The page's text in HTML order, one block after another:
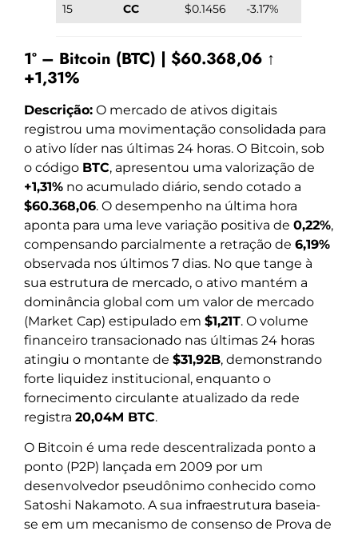
15
CC $0.1456 -3.17%
1º – Bitcoin (BTC) | $60.368,06 ↑
+1,31%
Descrição: O mercado de ativos digitais
registrou uma movimentação consolidada para
o ativo líder nas últimas 24 horas. O Bitcoin, sob
o código BTC, apresentou uma valorização de
+1,31% no acumulado diário, sendo cotado a
$60.368,06. O desempenho na última hora
aponta para uma leve variação positiva de 0,22%,
compensando parcialmente a retração de 6,19%
observada nos últimos 7 dias. No que tange à
sua estrutura de mercado, o ativo mantém a
dominância global com um valor de mercado
(Market Cap) estipulado em $1,21T. O volume
financeiro transacionado nas últimas 24 horas
atingiu o montante de $31,92B, demonstrando
forte liquidez institucional, enquanto o
fornecimento circulante atualizado da rede
registra 20,04M BTC.
O Bitcoin é uma rede descentralizada ponto a
ponto (P2P) lançada em 2009 por um
desenvolvedor pseudônimo conhecido como
Satoshi Nakamoto. A sua infraestrutura baseia-
se em um mecanismo de consenso de Prova de